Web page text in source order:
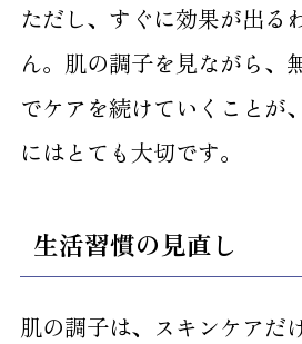
ただし、すぐに効果が出る
ん。肌の調子を見ながら、
でケアを続けていくことが
にはとても大切です。
生活習慣の見直し
肌の調子は、スキンケアだ